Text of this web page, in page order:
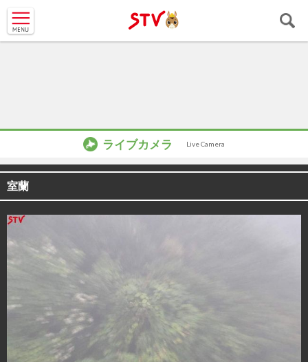
ＳＴＶ札
ライブカメラ Live Camera
室蘭